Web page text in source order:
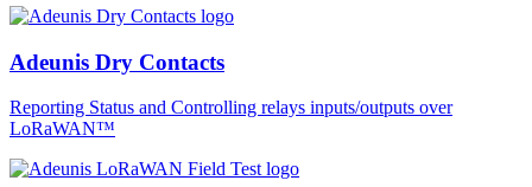
Adeunis Dry Contacts
Reporting Status and Controlling relays inputs/outputs over
LoRaWAN™